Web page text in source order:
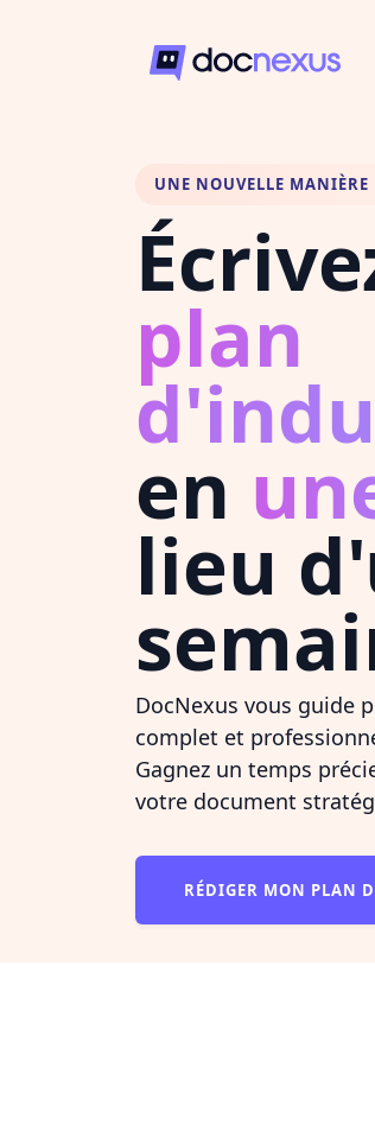
UNE NOUVELLE
plan
en
lieu
DocNexus vous guide
complet et
Gagnez un temps
votre document
RÉDIGER MON PLAN